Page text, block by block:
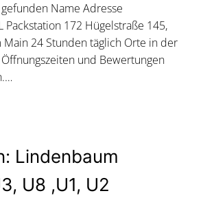
Name Adresse
Packstation 172 Hügelstraße 145,
Main 24 Stunden täglich Orte in der
und Bewertungen
Lindenbaum
U8 ,U1, U2